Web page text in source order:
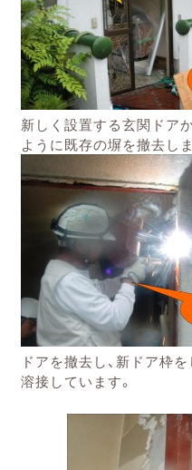
新しく設置する玄関ドア
ように既存の塀を撤去しま
ドアを撤去し、新ドア枠
溶接しています。